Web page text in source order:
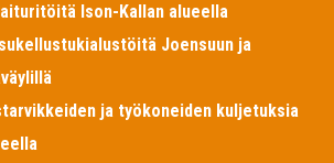
Ison-Kallan alueella
Joensuun ja
ja työkoneiden kuljetuksia